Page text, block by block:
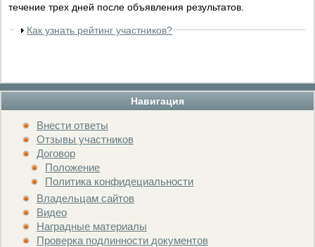
Навигация
Внести ответы
Отзывы участников
Договор
Положение
Политика конфидециальности
Владельцам сайтов
Видео
Наградные материалы
Проверка подлинности документов
течение трех дней после объявления результатов.
Как узнать рейтинг участников?